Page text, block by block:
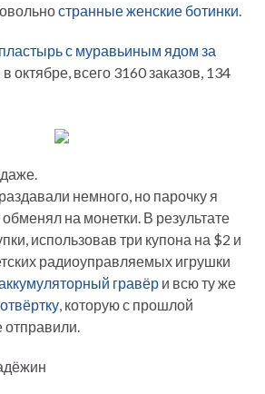
странные женские ботинки.
пластырь с муравьиным ядом за
октябре, всего 3160 заказов, 134
немного, но парочку я
на монетки. В результате
использовав три купона на $2 и
радиоуправляемых игрушки
гравёр и всю ту же
, которую с прошлой